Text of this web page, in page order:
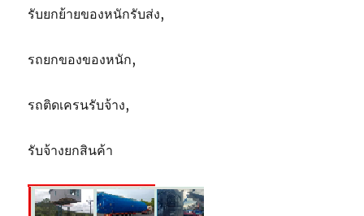
รับยกย้ายของหนักรับส่ง,
รถยกของของหนัก,
รถติดเครนรับจ้าง,
รับจ้างยกสินค้า